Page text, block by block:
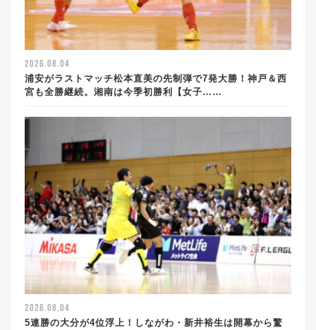
2026.08.04
浦安がラストマッチ松本直美の先制弾で7発大勝！神戸＆西
宮も全勝継続。湘南は今季初勝利【女子……
2026.08.04
5連勝の大分が4位浮上！しながわ・新井裕生は開幕から驚